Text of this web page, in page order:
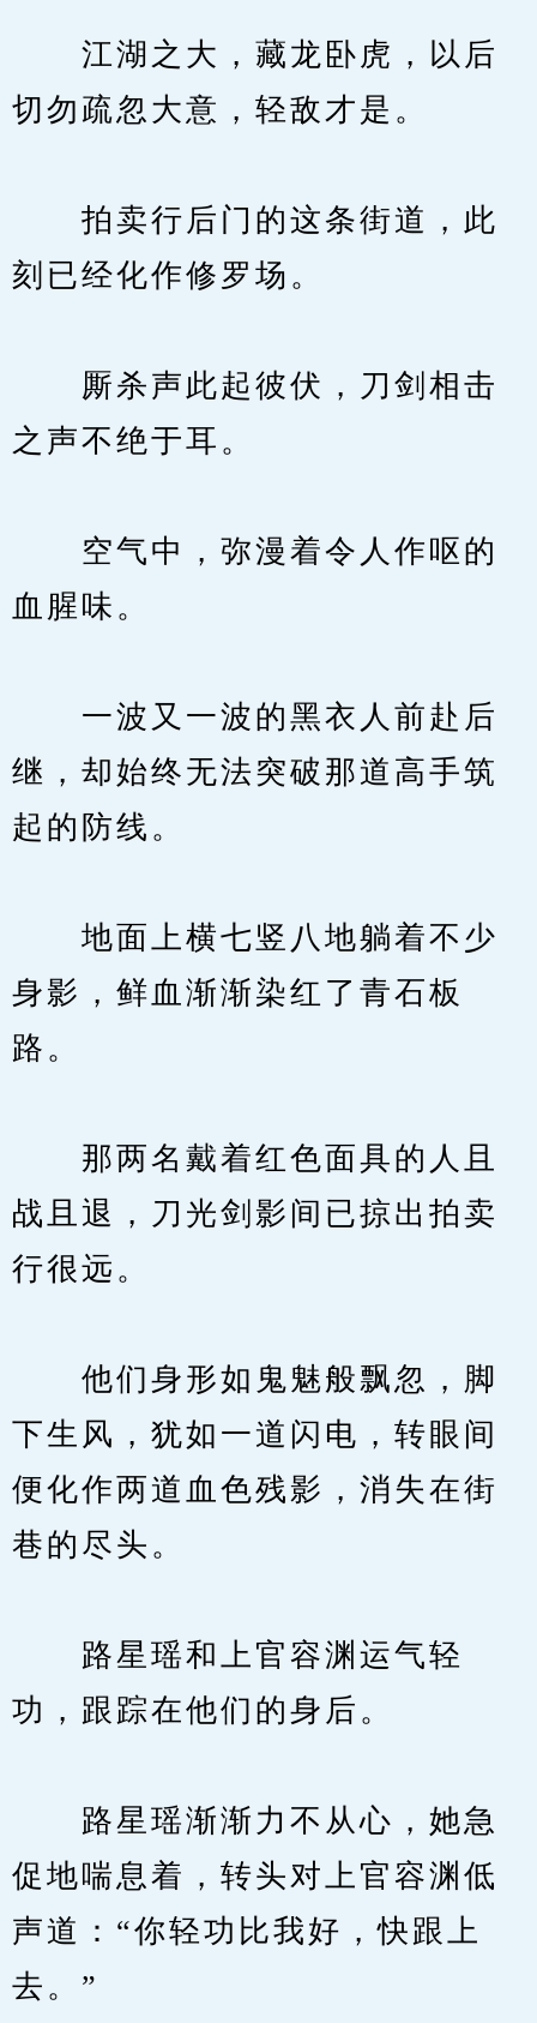
江湖之大，藏龙卧虎，以后
切勿疏忽大意，轻敌才是。
拍卖行后门的这条街道，此
刻已经化作修罗场。
厮杀声此起彼伏，刀剑相击
之声不绝于耳。
空气中，弥漫着令人作呕的
血腥味。
一波又一波的黑衣人前赴后
继，却始终无法突破那道高手筑
起的防线。
地面上横七竖八地躺着不少
身影，鲜血渐渐染红了青石板
路。
那两名戴着红色面具的人且
战且退，刀光剑影间已掠出拍卖
行很远。
他们身形如鬼魅般飘忽，脚
下生风，犹如一道闪电，转眼间
便化作两道血色残影，消失在街
巷的尽头。
路星瑶和上官容渊运气轻
功，跟踪在他们的身后。
路星瑶渐渐力不从心，她急
促地喘息着，转头对上官容渊低
声道：“你轻功比我好，快跟上
去。”